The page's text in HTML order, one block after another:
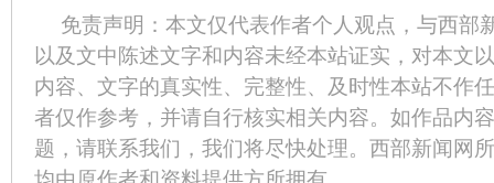
免责声明：本文仅代表作者个人观点，与西部
以及文中陈述文字和内容未经本站证实，对本文
内容、文字的真实性、完整性、及时性本站不作
者仅作参考，并请自行核实相关内容。如作品内
题，请联系我们，我们将尽快处理。西部新闻网